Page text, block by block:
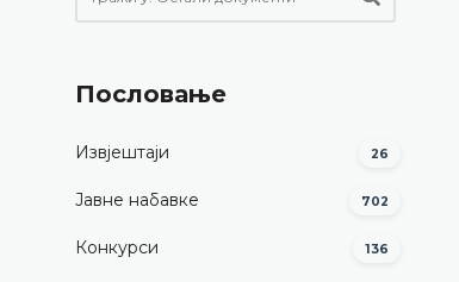
Пословање
Извјештаји 26
Јавне набавке 702
Конкурси 136